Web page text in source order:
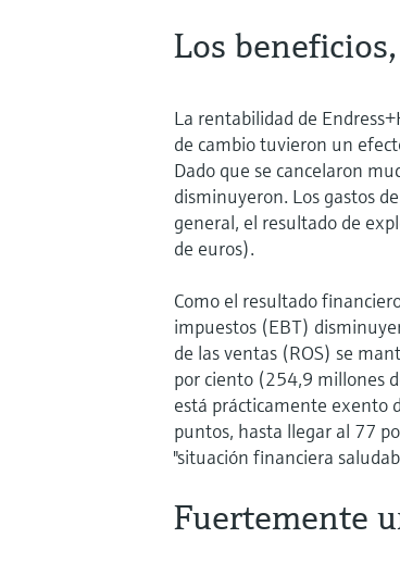
Los
La rentabilidad de
de cambio tuvieron un
Dado que se cancelaron
disminuyeron. Los gastos
general, el resultado de
de euros).
Como el resultado
impuestos (EBT)
de las ventas (ROS) se
por ciento (254,9 millones
está prácticamente exento
puntos, hasta llegar al 77
"situación financiera
Fuertemente